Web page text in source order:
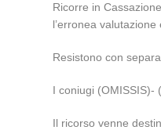
Ricorre in
l’erronea
Resistono con
I coniugi (OMISSIS)-
Il ricorso venne